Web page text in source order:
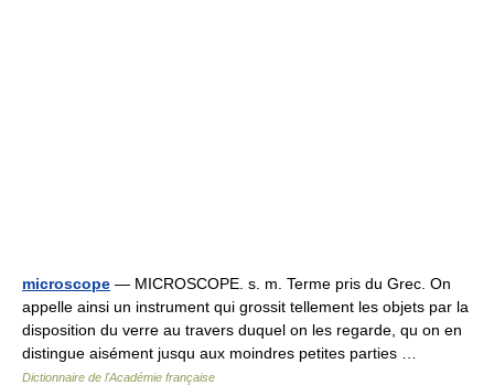
microscope — MICROSCOPE. s. m. Terme pris du Grec. On
appelle ainsi un instrument qui grossit tellement les objets par la
disposition du verre au travers duquel on les regarde, qu on en
distingue aisément jusqu aux moindres petites parties …
Dictionnaire de l'Académie française